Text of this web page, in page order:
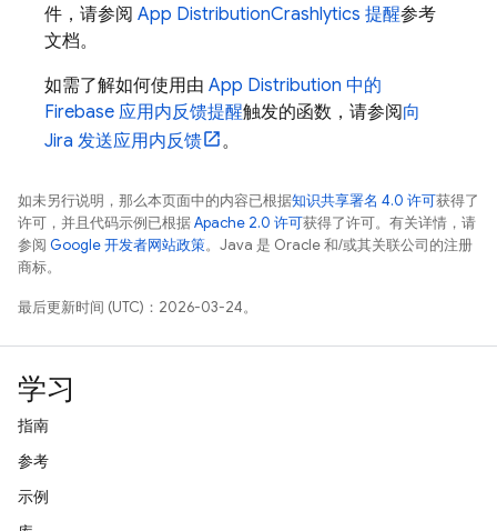
件，请参阅 App DistributionCrashlytics 提醒参考
文档。
如需了解如何使用由 App Distribution 中的
Firebase 应用内反馈提醒触发的函数，请参阅向
Jira 发送应用内反馈
。
如未另行说明，那么本页面中的内容已根据知识共享署名 4.0 许可获得了
许可，并且代码示例已根据Apache 2.0 许可获得了许可。有关详情，请
参阅 Google 开发者网站政策。Java 是 Oracle 和/或其关联公司的注册
商标。
最后更新时间 (UTC)：2026-03-24。
学习
指南
参考
示例